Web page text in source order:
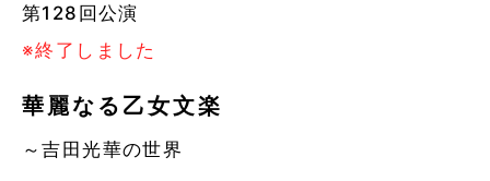
第128回公演
※終了しました
華麗なる乙女文楽
～吉田光華の世界